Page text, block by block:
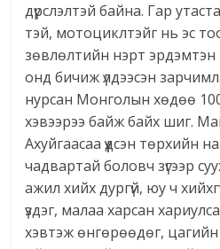
дүрслэлтэй байна. Гар
тэй, мотоциклтэйг нь эс
зөвлөлтийн нэрт
онд бичиж үлдээсэн
нурсан Монголын хөдөө
хэвээрээ байж байх шиг.
Ахуйгаасаа үүдсэн төрхийн
чадвартай боловч зүгээр
ажил хийх дургүй, юу ч
үздэг, малаа харсан
хэвтэж өнгөрөөдөг, цагийн